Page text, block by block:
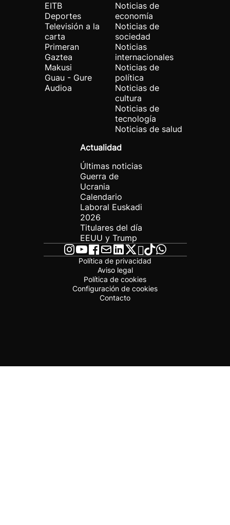
EITB
Deportes
Televisión a la
carta
Primeran
Gaztea
Makusi
Guau - Gure
Audioa
Noticias de
economía
Noticias de
sociedad
Noticias
internacionales
Noticias de
política
Noticias de
cultura
Noticias de
tecnología
Noticias de salud
Actualidad
Últimas noticias
Guerra de
Ucrania
Calendario
Laboral Euskadi
2026
Titulares del día
EEUU y Trump
Política de privacidad
Aviso legal
Política de cookies
Configuración de cookies
Contacto